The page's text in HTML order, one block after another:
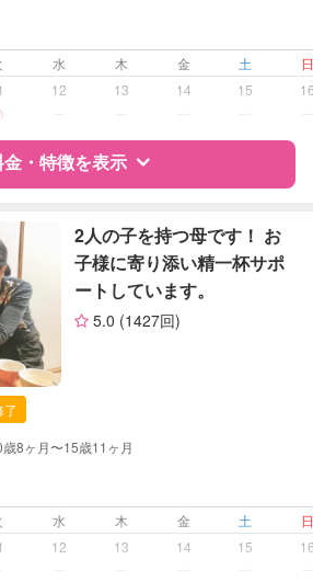
早朝対応
夜間対応
対応可否は個別に相談
音楽レッスン
可能
対応可能
水 木 金 土
12 13 14 15
・特徴を表示
ュー
企業型割引対象(旧内閣府補助対象)
自治体届出済ベビーシッター
送迎サポート
早朝対応
子育て経験
2人の子を持つ母です！ お
子様に寄り添い精一杯サポ
ートしています。
5.0 (1427回)
歳8ヶ月〜15歳11ヶ月
水 木 金 土
12 13 14 15